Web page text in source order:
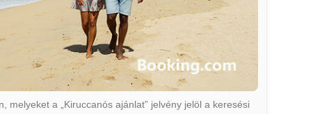
a „Kiruccanós ajánlat” jelvény jelöl a keresési